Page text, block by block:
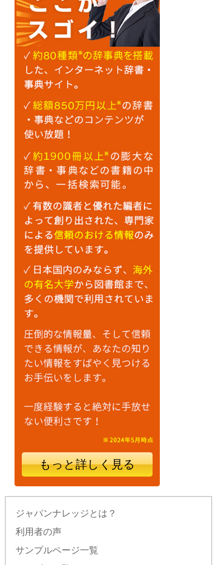
もっと詳しく見る
ジャパンナレッジとは？
利用者の声
サンプルページ一覧